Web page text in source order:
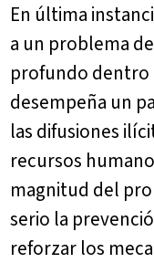
En última
a un problema
profundo dentro
desempeña un
las difusiones
recursos
magnitud del
serio la
reforzar los